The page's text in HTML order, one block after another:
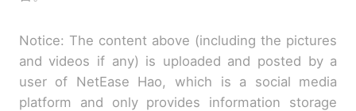
Notice: The content above (including the pictures
and videos if any) is uploaded and posted by a
user of NetEase Hao, which is a social media
platform and only provides information storage